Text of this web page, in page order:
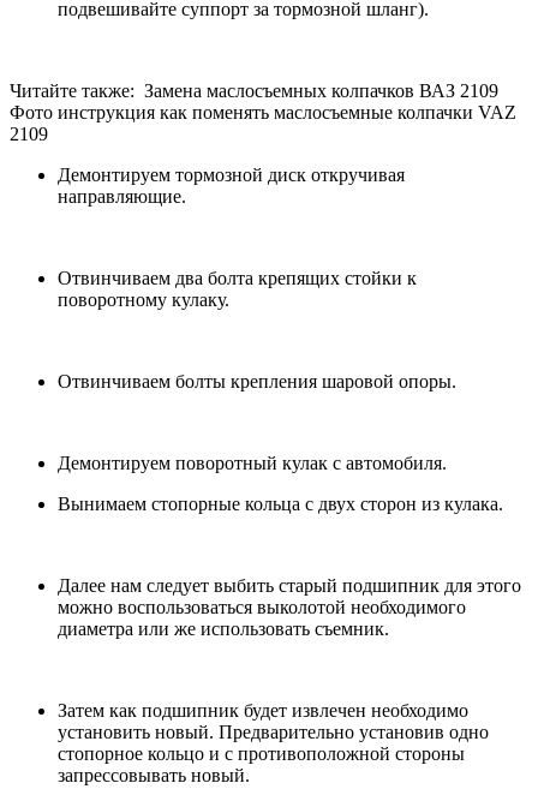
подвешивайте суппорт за тормозной шланг).
Читайте также: Замена маслосъемных колпачков ВАЗ 2109
Фото инструкция как поменять маслосъемные колпачки VAZ
2109
Демонтируем тормозной диск откручивая
направляющие.
Отвинчиваем два болта крепящих стойки к
поворотному кулаку.
Отвинчиваем болты крепления шаровой опоры.
Демонтируем поворотный кулак с автомобиля.
Вынимаем стопорные кольца с двух сторон из кулака.
Далее нам следует выбить старый подшипник для этого
можно воспользоваться выколотой необходимого
диаметра или же использовать съемник.
Затем как подшипник будет извлечен необходимо
установить новый. Предварительно установив одно
стопорное кольцо и с противоположной стороны
запрессовывать новый.